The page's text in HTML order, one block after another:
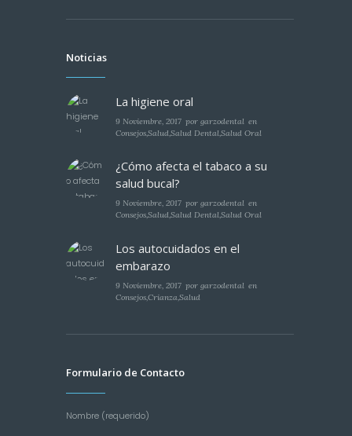
Noticias
La higiene oral
9 Noviembre, 2017 porgarzodental en
Consejos,Salud,Salud Dental,Salud Oral
¿Cómo afecta el tabaco a su
salud bucal?
9 Noviembre, 2017 porgarzodental en
Consejos,Salud,Salud Dental,Salud Oral
Los autocuidados en el
embarazo
9 Noviembre, 2017 porgarzodental en
Consejos,Crianza,Salud
Formulario de Contacto
Nombre (requerido)